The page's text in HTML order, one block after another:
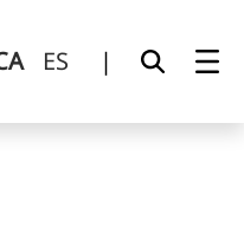
ES |